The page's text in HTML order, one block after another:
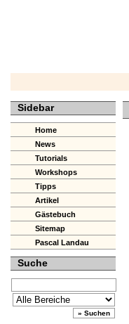
Sidebar
Home
News
Tutorials
Workshops
Tipps
Artikel
Gästebuch
Sitemap
Pascal Landau
Suche